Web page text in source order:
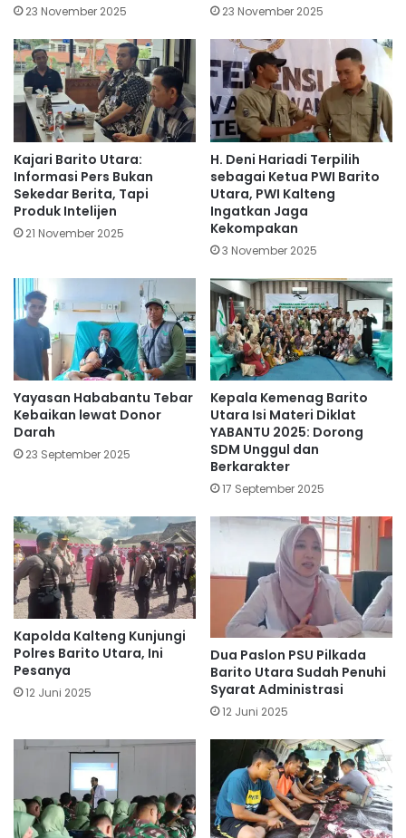
23 November 2025 23 November 2025
Kajari Barito Utara:
Informasi Pers Bukan
Sekedar Berita, Tapi
Produk Intelijen
21 November 2025
H. Deni Hariadi Terpilih
sebagai Ketua PWI Barito
Utara, PWI Kalteng
Ingatkan Jaga
Kekompakan
3 November 2025
Yayasan Hababantu Tebar
Kebaikan lewat Donor
Darah
23 September 2025
Kepala Kemenag Barito
Utara Isi Materi Diklat
YABANTU 2025: Dorong
SDM Unggul dan
Berkarakter
17 September 2025
Kapolda Kalteng Kunjungi
Polres Barito Utara, Ini
Pesanya
12 Juni 2025
Dua Paslon PSU Pilkada
Barito Utara Sudah Penuhi
Syarat Administrasi
12 Juni 2025